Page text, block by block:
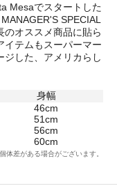
Mesaでスタートした
SPECIAL
のオススメ商品に貼ら
イテムもスーパーマー
ジした、アメリカらし
身幅
46cm
51cm
56cm
60cm
体差がある場合がございます。